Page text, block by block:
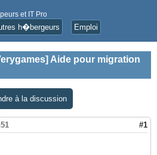
et IT Pro
h�bergeurs Emploi
Aide pour migration
à la discussion
#1